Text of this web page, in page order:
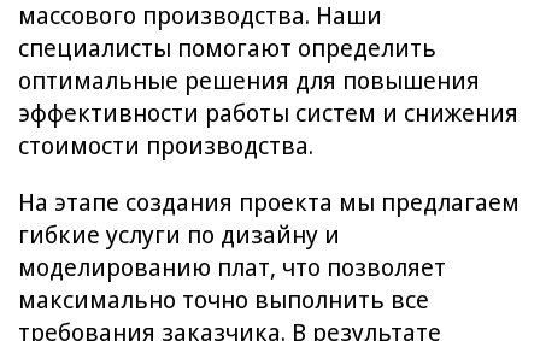
массового производства. Наши
специалисты помогают определить
оптимальные решения для повышения
эффективности работы систем и снижения
стоимости производства.
На этапе создания проекта мы предлагаем
гибкие услуги по дизайну и
моделированию плат, что позволяет
максимально точно выполнить все
требования заказчика. В результате